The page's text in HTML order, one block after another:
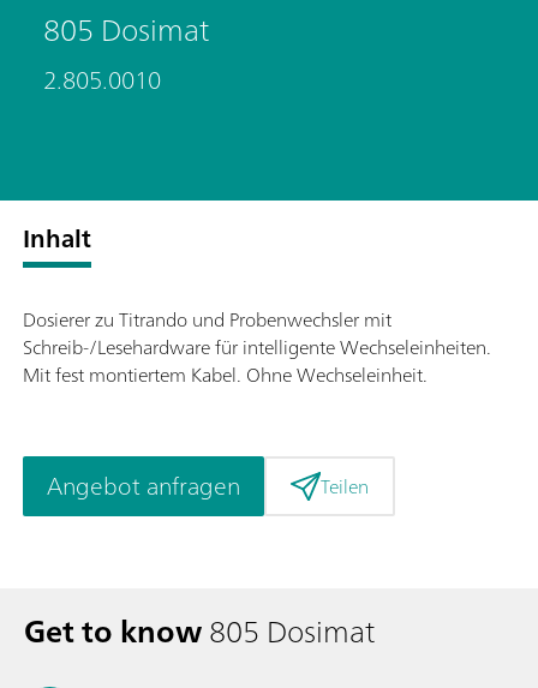
805 Dosimat
2.805.0010
Inhalt
Dosierer zu Titrando und Probenwechsler mit
Schreib-/Lesehardware für intelligente Wechseleinheiten.
Mit fest montiertem Kabel. Ohne Wechseleinheit.
Angebot anfragen Teilen
Get to know805 Dosimat